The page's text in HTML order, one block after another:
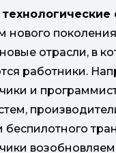
нового
отрасли, в
работники.
и
беспилотного